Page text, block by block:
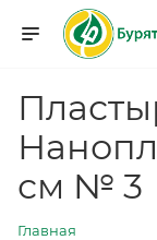
см № 3
Главная